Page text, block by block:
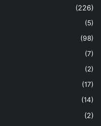
(226)
(5)
(98)
(7)
(2)
(17)
(14)
(2)